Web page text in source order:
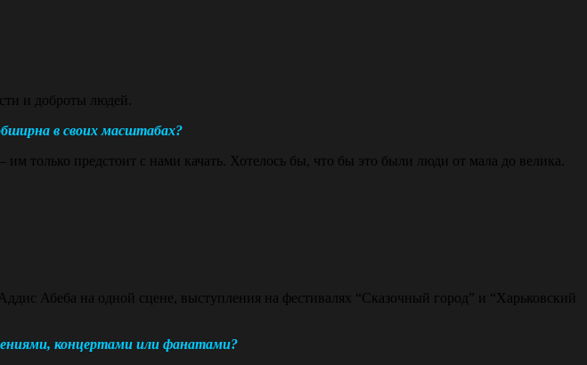
и доброты людей.
в своих масштабах?
только предстоит с нами качать. Хотелось бы, что бы это были люди от мала до велика.
Абеба на одной сцене, выступления на фестивалях “Сказочный город” и “Харьковский
концертами или фанатами?